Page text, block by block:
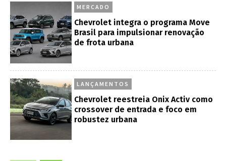
MERCADO
Chevrolet integra o programa Move
Brasil para impulsionar renovação
de frota urbana
LANÇAMENTOS
Chevrolet reestreia Onix Activ como
crossover de entrada e foco em
robustez urbana